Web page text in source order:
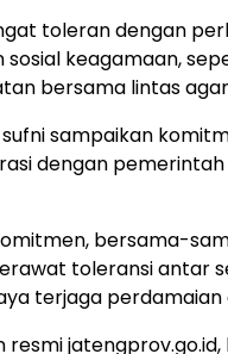
toleran dengan
sosial keagamaan,
bersama lintas
sufni sampaikan
dengan
bersama-
toleransi antar
terjaga perdamaian
resmi